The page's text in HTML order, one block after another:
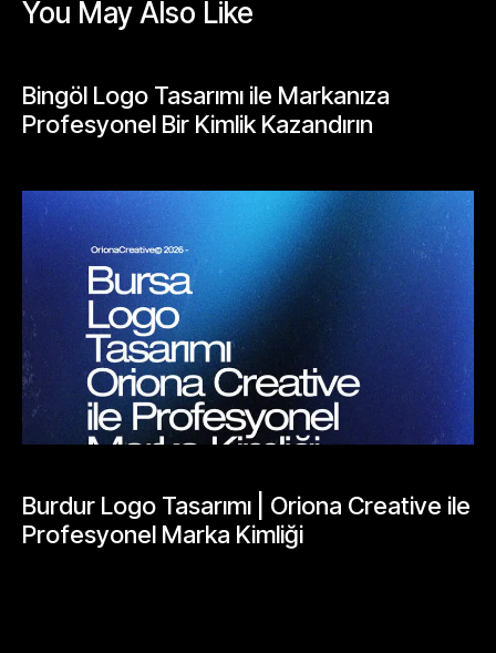
You May Also Like
Bingöl Logo Tasarımı ile Markanıza
Profesyonel Bir Kimlik Kazandırın
Burdur Logo Tasarımı | Oriona Creative ile
Profesyonel Marka Kimliği